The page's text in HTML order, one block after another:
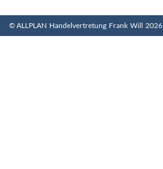
© ALLPLAN Handelvertretung Frank Will 2026